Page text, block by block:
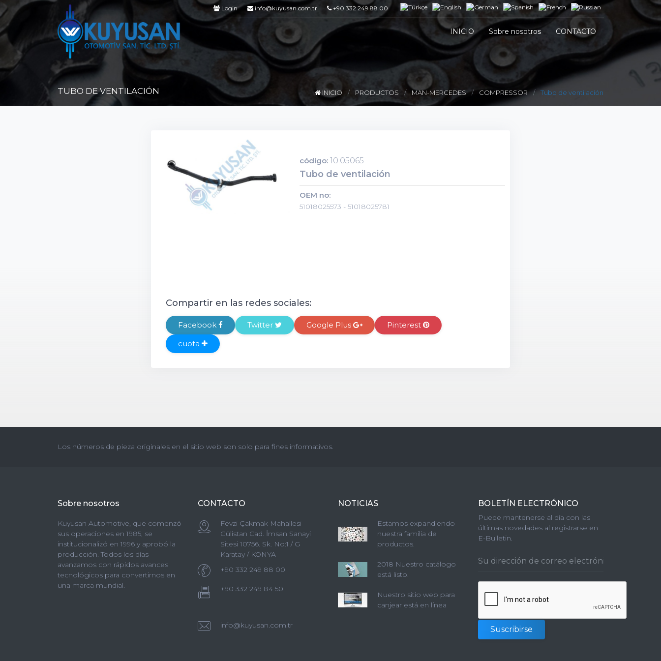
info@kuyusan.com.tr +90 332 249 88 00
Login
INICIO Sobre nosotros CONTACTO
TUBO DE VENTILACIÓN INICIO PRODUCTOS MAN-MERCEDES COMPRESSOR Tubo de ventilación
código: 10.05065
Tubo de ventilación
OEM no:
51018025573 - 51018025781
Compartir en las redes sociales:
Facebook Twitter Google Plus
Pinterest
cuota
Los números de pieza originales en el sitio web son solo para fines informativos.
Sobre nosotros
Kuyusan Automotive, que comenzó
sus operaciones en 1985, se
institucionalizó en 1996 y aprobó la
producción. Todos los días
avanzamos con rápidos avances
tecnológicos para convertirnos en
una marca mundial.
CONTACTO
Fevzi Çakmak Mahallesi
Gülistan Cad. İmsan Sanayi
Sitesi 10756. Sk. No:1 / G
Karatay / KONYA
+90 332 249 88 00
+90 332 249 84 50
info@kuyusan.com.tr
NOTICIAS
Estamos expandiendo
nuestra familia de
productos.
2018 Nuestro catálogo
está listo.
Nuestro sitio web para
canjear está en línea
BOLETÍN ELECTRÓNICO
Puede mantenerse al día con las
últimas novedades al registrarse en
E-Bulletin.
Suscribirse